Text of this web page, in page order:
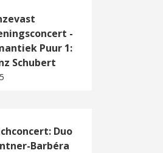
-
Puur 1:
Schubert
Duo
Barbéra